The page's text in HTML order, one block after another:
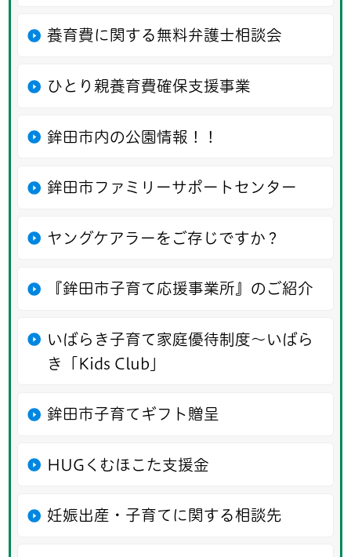
養育費に関する無料弁護士相談会
ひとり親養育費確保支援事業
鉾田市内の公園情報！！
鉾田市ファミリーサポートセンター
ヤングケアラーをご存じですか？
『鉾田市子育て応援事業所』のご紹介
いばらき子育て家庭優待制度～いばら
き「Kids Club」
鉾田市子育てギフト贈呈
HUGくむほこた支援金
妊娠出産・子育てに関する相談先